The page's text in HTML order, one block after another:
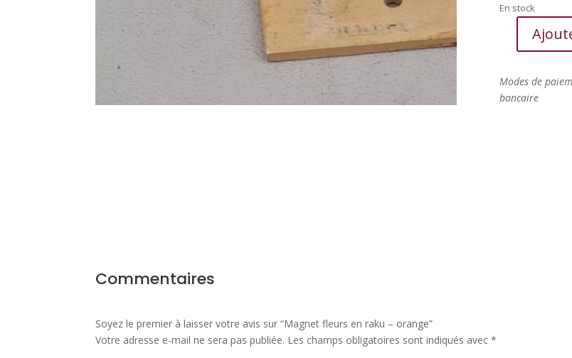
En stock
quantité
fleurs
en
Modes de
bancaire
Commentaires
Soyez le premier à laisser votre avis sur “Magnet fleurs en raku – orange”
Votre adresse e-mail ne sera pas publiée. Les champs obligatoires sont indiqués avec*